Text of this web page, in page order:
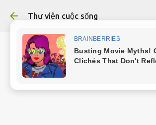
Chuyển đến nội dung chính
Thư viện cuộc sống